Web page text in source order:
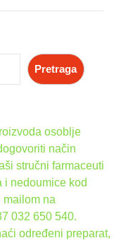
Pretraga
osoblje
način
stručni farmaceuti
i nedoumice kod
mailom na
032 650 540.
određeni preparat,